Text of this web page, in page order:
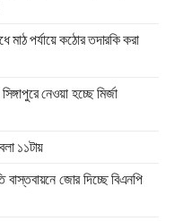
পর্যায়ে কঠোর তদারকি করা
নেওয়া হচ্ছে মির্জা
১১টায়
বাস্তবায়নে জোর দিচ্ছে বিএনপি